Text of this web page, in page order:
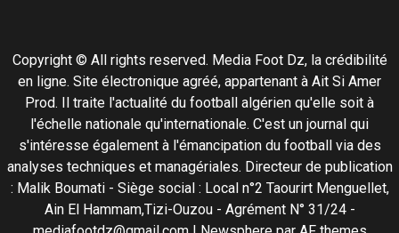
Copyright © All rights reserved. Media Foot Dz, la crédibilité
en ligne. Site électronique agréé, appartenant à Ait Si Amer
Prod. Il traite l'actualité du football algérien qu'elle soit à
l'échelle nationale qu'internationale. C'est un journal qui
s'intéresse également à l'émancipation du football via des
analyses techniques et managériales. Directeur de publication
: Malik Boumati - Siège social : Local n°2 Taourirt Menguellet,
Ain El Hammam,Tizi-Ouzou - Agrément N° 31/24 -